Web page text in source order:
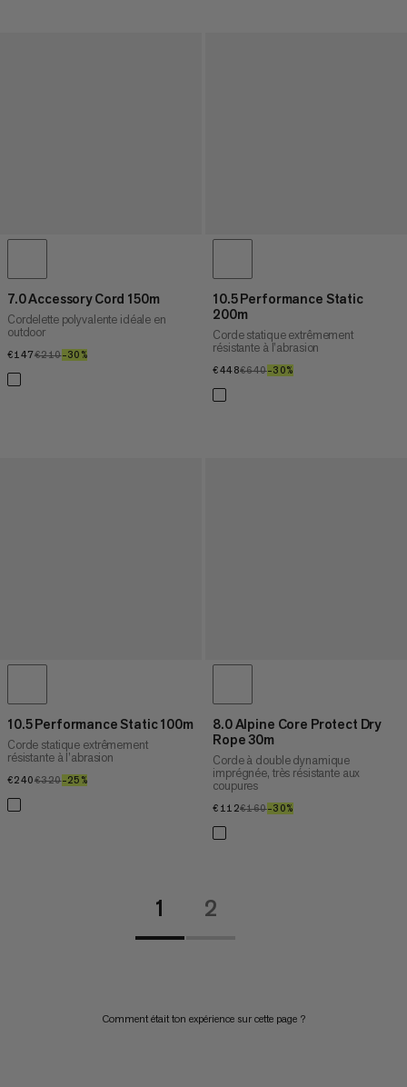
7.0 Accessory Cord 150m
Cordelette polyvalente idéale en
outdoor
€147€147
€210€210
–30%
10.5 Performance Static
200m
Corde statique extrêmement
résistante à l’abrasion
€448€448
€640€640
–30%
10.5 Performance Static 100m
Corde statique extrêmement
résistante à l’abrasion
€240€240
€320€320
–25%
8.0 Alpine Core Protect Dry
Rope 30m
Corde à double dynamique
imprégnée, très résistante aux
coupures
€112€112
€160€160
–30%
1 2
Comment était ton expérience sur cette page ?